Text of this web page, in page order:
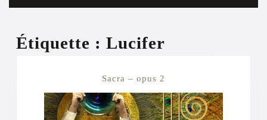
Button
Étiquette : Lucifer
Sacra – opus 2
–
opus